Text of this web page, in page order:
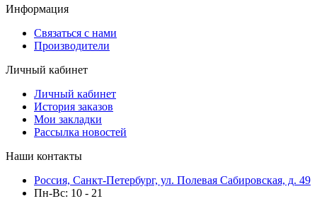
Информация
Связаться с нами
Производители
Личный кабинет
Личный кабинет
История заказов
Мои закладки
Рассылка новостей
Наши контакты
Россия, Санкт-Петербург, ул. Полевая Сабировская, д. 49
Пн-Вс: 10 - 21